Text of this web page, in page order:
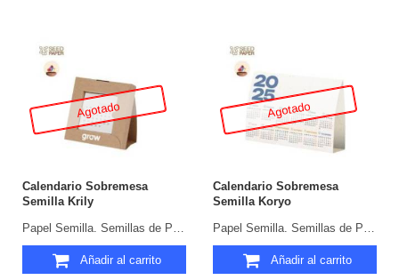
Agotado
Calendario Sobremesa
Semilla Krily
Papel Semilla. Semillas de Petunia Incluidas. Flores Colores Surtidos.
Añadir al carrito
Agotado
Calendario Sobremesa
Semilla Koryo
Papel Semilla. Semillas de Petunia Incluidas. Flores Colores Surtidos.
Añadir al carrito